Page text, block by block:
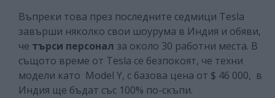
Въпреки това през последните седмици Tesla
завърши няколко свои шоурума в Индия и обяви,
че търси персонал за около 30 работни места. В
същото време от Tesla се безпокоят, че техни
модели като Model Y, с базова цена от $ 46 000, в
Индия ще бъдат със 100% по-скъпи.